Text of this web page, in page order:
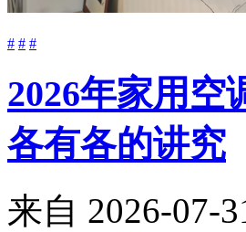
# # #
2026年家用空
各有各的讲究
来自 2026-07-